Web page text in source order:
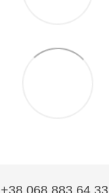
+38 068 883 64 33